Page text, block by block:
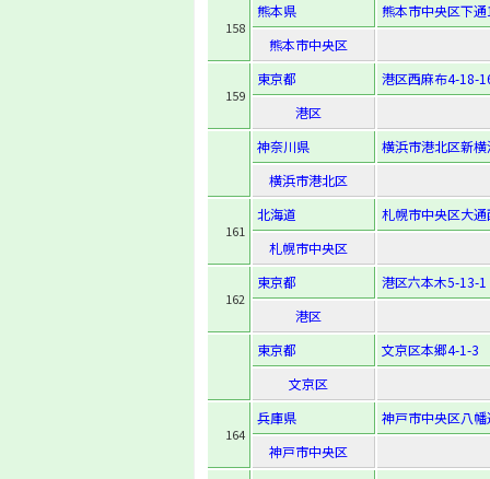
158
熊本県
熊本市中央区下
熊本市中央区
159
東京都
港区西麻布4-18-
港区
神奈川県
横浜市港北区新
横浜市港北区
161
北海道
札幌市中央区大
札幌市中央区
162
東京都
港区六本木5-13-1
港区
東京都
文京区本郷4-1-3
文京区
164
兵庫県
神戸市中央区八
神戸市中央区